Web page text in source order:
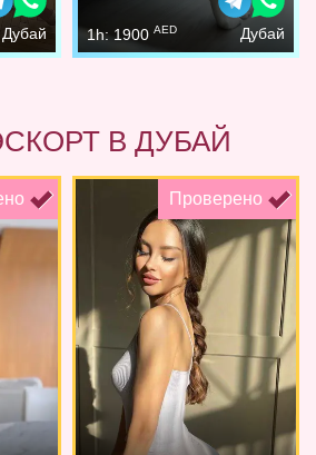
Дубай 1h: 1900 AED Дубай
В ДУБАЙ
Проверено